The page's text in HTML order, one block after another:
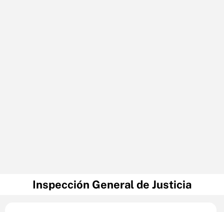
Inspección General de Justicia